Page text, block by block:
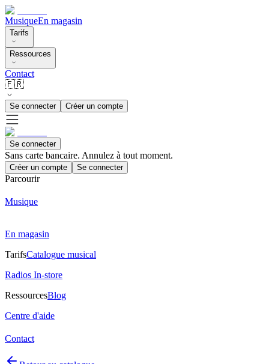
MusiqueEn magasin
Tarifs
Ressources
Contact
🇫🇷
Se connecter Créer un compte
Se connecter
Sans carte bancaire. Annulez à tout moment.
Créer un compte Se connecter
Parcourir
Musique
En magasin
TarifsCatalogue musical
Radios In-store
RessourcesBlog
Centre d'aide
Contact